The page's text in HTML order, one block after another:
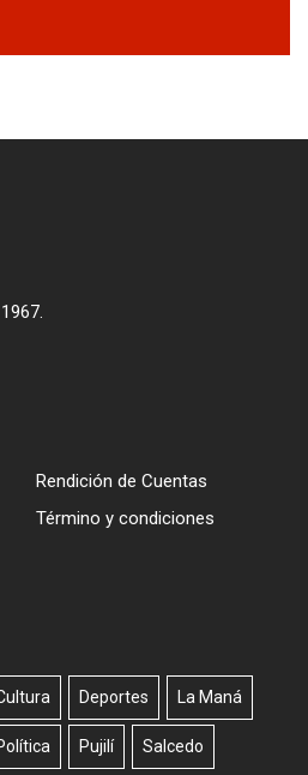
Rendición de Cuentas
Término y condiciones
Deportes La Maná
Pujilí Salcedo